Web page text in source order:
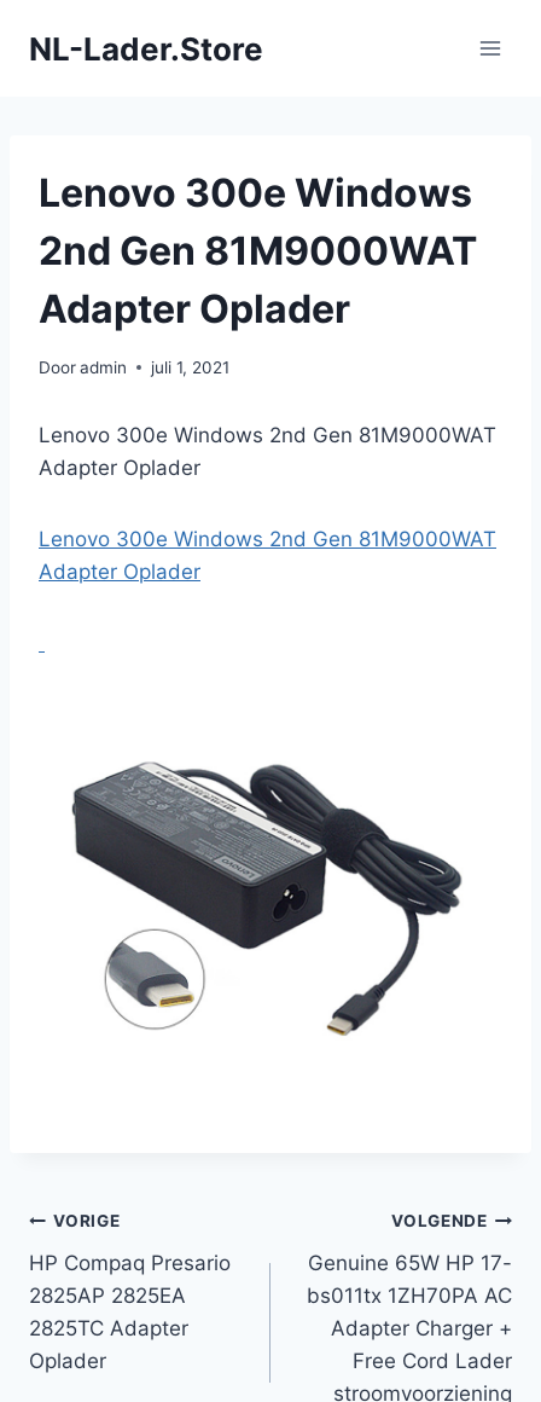
naarNL-Lader.Store
Lenovo 300e Windows
2nd Gen 81M9000WAT
Adapter Oplader
Dooradmin juli 1, 2021
Lenovo 300e Windows 2nd Gen 81M9000WAT
Adapter Oplader
Lenovo 300e Windows 2nd Gen 81M9000WAT
Adapter Oplader
Bericht
navigatie
VORIGE
HP Compaq Presario
2825AP 2825EA
2825TC Adapter
Oplader
VOLGENDE
Genuine 65W HP 17-
bs011tx 1ZH70PA AC
Adapter Charger +
Free Cord Lader
stroomvoorziening